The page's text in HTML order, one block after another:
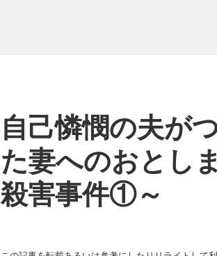
自己憐憫の夫が
た妻へのおとし
殺害事件①～